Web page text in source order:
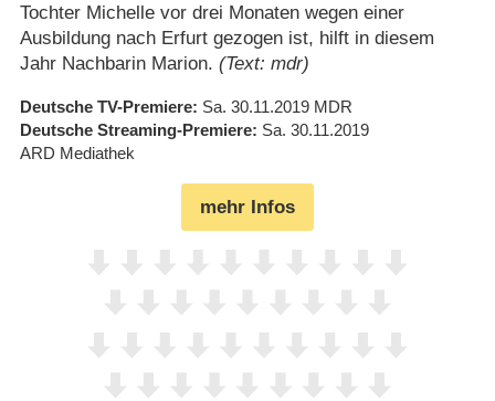
Tochter Michelle vor drei Monaten wegen einer
Ausbildung nach Erfurt gezogen ist, hilft in diesem
Jahr Nachbarin Marion. (Text: mdr)
Deutsche TV-Premiere Sa. 30.11.2019 MDR
Deutsche Streaming-Premiere Sa. 30.11.2019
ARD Mediathek
mehr Infos